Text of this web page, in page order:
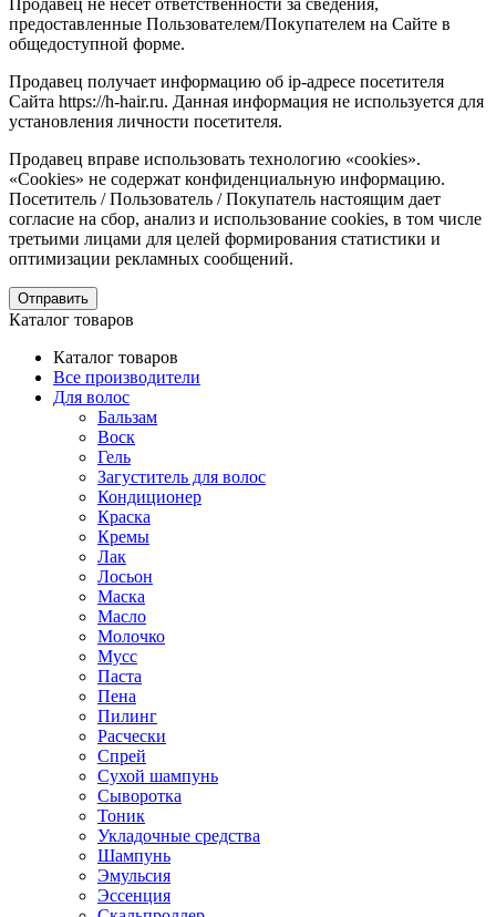
Продавец не несет ответственности за сведения,
предоставленные Пользователем/Покупателем на Сайте в
общедоступной форме.
Продавец получает информацию об ip-адресе посетителя
Сайта https://h-hair.ru. Данная информация не используется для
установления личности посетителя.
Продавец вправе использовать технологию «cookies».
«Cookies» не содержат конфиденциальную информацию.
Посетитель / Пользователь / Покупатель настоящим дает
согласие на сбор, анализ и использование cookies, в том числе
третьими лицами для целей формирования статистики и
оптимизации рекламных сообщений.
Отправить
Каталог товаров
Каталог товаров
Все производители
Для волос
Бальзам
Воск
Гель
Загуститель для волос
Кондиционер
Краска
Кремы
Лак
Лосьон
Маска
Масло
Молочко
Мусс
Паста
Пена
Пилинг
Расчески
Спрей
Сухой шампунь
Сыворотка
Тоник
Укладочные средства
Шампунь
Эмульсия
Эссенция